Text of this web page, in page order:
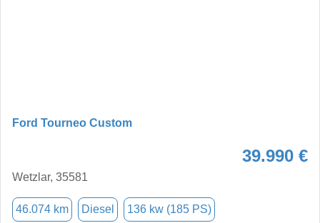
Ford Tourneo Custom
39.990 €
Wetzlar, 35581
46.074 km Diesel 136 kw (185 PS)